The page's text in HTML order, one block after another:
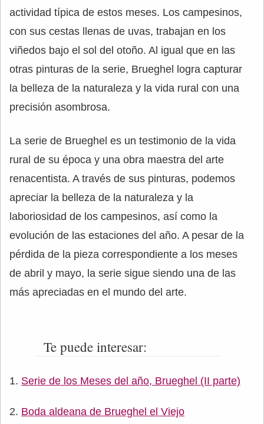
actividad típica de estos meses. Los campesinos,
con sus cestas llenas de uvas, trabajan en los
viñedos bajo el sol del otoño. Al igual que en las
otras pinturas de la serie, Brueghel logra capturar
la belleza de la naturaleza y la vida rural con una
precisión asombrosa.
La serie de Brueghel es un testimonio de la vida
rural de su época y una obra maestra del arte
renacentista. A través de sus pinturas, podemos
apreciar la belleza de la naturaleza y la
laboriosidad de los campesinos, así como la
evolución de las estaciones del año. A pesar de la
pérdida de la pieza correspondiente a los meses
de abril y mayo, la serie sigue siendo una de las
más apreciadas en el mundo del arte.
Te puede interesar:
Serie de los Meses del año, Brueghel (II parte)
Boda aldeana de Brueghel el Viejo